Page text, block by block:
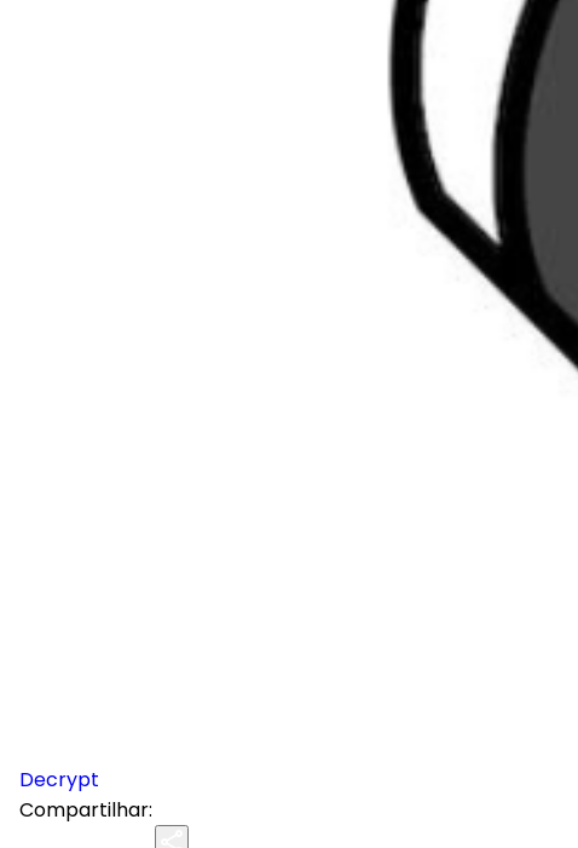
Decrypt
Compartilhar: